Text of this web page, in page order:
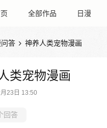
全部作品 日漫
答  神养人类宠物漫画
类宠物漫画
23日 13:50
回答